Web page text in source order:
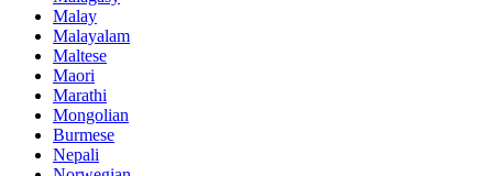
Malay
Malayalam
Maltese
Maori
Marathi
Mongolian
Burmese
Nepali